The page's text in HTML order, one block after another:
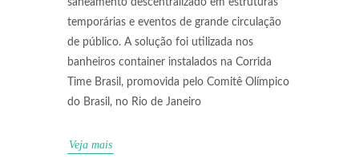
saneamento descentralizado em estruturas
temporárias e eventos de grande circulação
de público. A solução foi utilizada nos
banheiros container instalados na Corrida
Time Brasil, promovida pelo Comitê Olímpico
do Brasil, no Rio de Janeiro
Veja mais